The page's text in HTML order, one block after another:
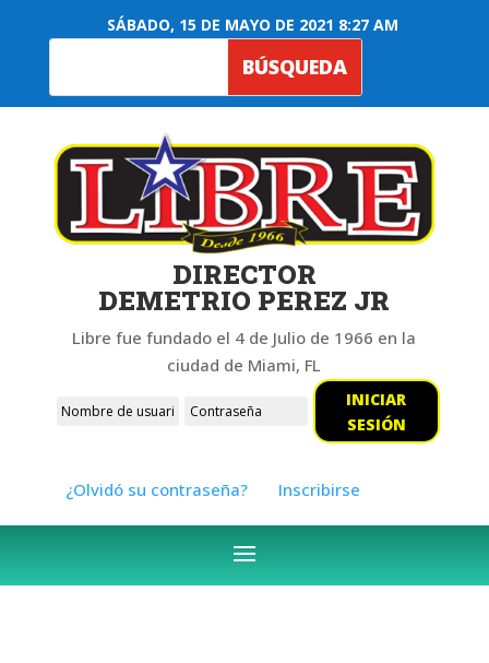
SÁBADO, 15 DE MAYO DE 2021 8:27 AM
DIRECTOR
DEMETRIO PEREZ JR
Libre fue fundado el 4 de Julio de 1966 en la
ciudad de Miami, FL
INICIAR
SESIÓN
¿Olvidó su contraseña? Inscribirse